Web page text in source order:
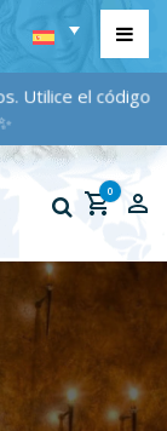
Utilice el código
0